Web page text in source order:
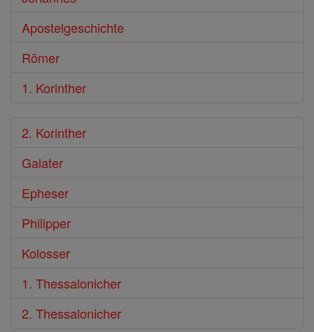
Apostelgeschichte
Römer
1. Korinther
2. Korinther
Galater
Epheser
Philipper
Kolosser
1. Thessalonicher
2. Thessalonicher